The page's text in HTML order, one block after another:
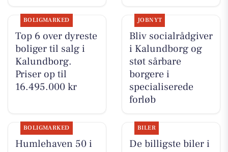
BOLIGMARKED
Top 6 over dyreste
boliger til salg i
Kalundborg.
Priser op til
16.495.000 kr
JOBNYT
Bliv socialrådgiver
i Kalundborg og
støt sårbare
borgere i
specialiserede
forløb
BOLIGMARKED
Humlehaven 50 i
BILER
De billigste biler i